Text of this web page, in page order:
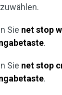
Sie net stop
.
Sie net stop
.